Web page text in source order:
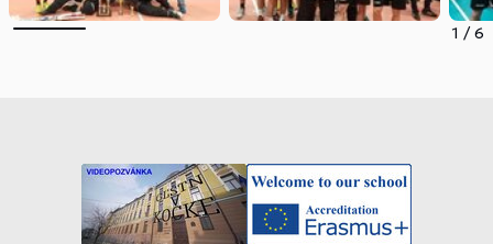
1 /6